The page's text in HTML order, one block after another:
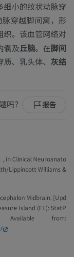
细小的纹状动脉穿
穿越脚间窝，形
织。该血管网络对
囊及丘脑。在脚间
、乳头体、 灰结
吗？ 报告
in Clinical Neuroanato
Lippincott Williams &
Midbrain. [Upd
Island (FL): StatP
from: